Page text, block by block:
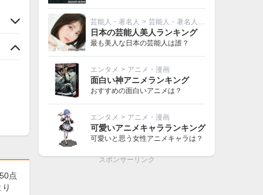
点
芸能人・著名人 > 芸能人・著名人その他
日本の芸能人美人ランキング
最も美人な日本の芸能人は誰？
エンタメ > アニメ・漫画
面白い神アニメランキング
おすすめの面白いアニメは？
エンタメ > アニメ・漫画
可愛いアニメキャラランキング
可愛いと思う女性アニメキャラは？
スポンサーリンク